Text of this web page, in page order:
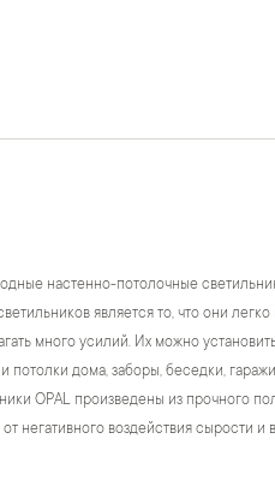
настенно-потолочные
является то, что они
много усилий. Их можно
потолки дома, заборы, беседки,
OPAL произведены из прочного
негативного воздействия сырости и